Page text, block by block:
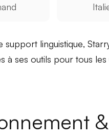
support linguistique,
à ses outils pour tous les